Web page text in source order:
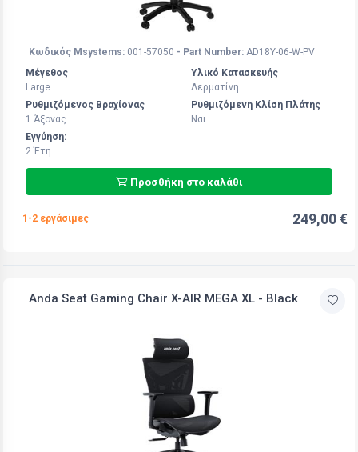
Κωδικός Msystems: 001-57050 - Part Number: AD18Y-06-W-PV
Μέγεθος
Large
Υλικό Κατασκευής
Δερματίνη
Ρυθμιζόμενος Βραχίονας
1 Άξoνας
Ρυθμιζόμενη Κλίση Πλάτης
Ναι
Εγγύηση:
2 Έτη
Προσθήκη στο καλάθι
1-2 εργάσιμες 249,00 €
Anda Seat Gaming Chair X-AIR MEGA XL - Black